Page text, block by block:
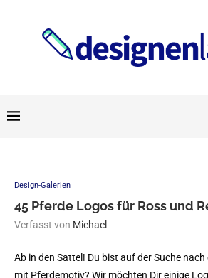
Design-Galerien
45 Pferde Logos für Ross und
Verfasst von Michael
Ab in den Sattel! Du bist auf der Suche nach
mit Pferdemotiv? Wir möchten Dir einige